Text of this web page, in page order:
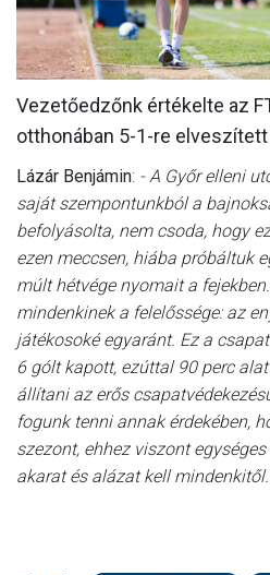
KLUB
SZURKOLÓI
Vezetőedzőnk értékelte az
otthonában 5-1-re
Lázár Benjámin: - A Győr elleni
saját szempontunkból a
befolyásolta, nem csoda, hogy
ezen meccsen, hiába próbáltuk
múlt hétvége nyomait a
mindenkinek a felelőssége: az
játékosoké egyaránt. Ez a
6 gólt kapott, ezúttal 90 perc
állítani az erős
fogunk tenni annak érdekében,
szezont, ehhez viszont
akarat és alázat kell mindenkitől.